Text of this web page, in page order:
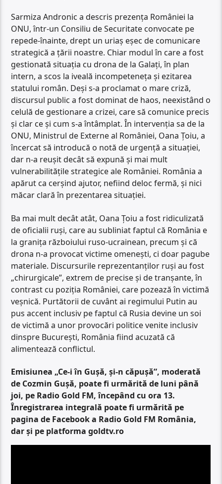
Sarmiza Andronic a descris prezența României la
ONU, într-un Consiliu de Securitate convocate pe
repede-înainte, drept un uriaș eșec de comunicare
strategică a țării noastre. Chiar modul în care a fost
gestionată situația cu drona de la Galați, în plan
intern, a scos la iveală incompeteneța și ezitarea
statului român. Deși s-a proclamat o mare criză,
discursul public a fost dominat de haos, neexistând o
celulă de gestionare a crizei, care să comunice precis
și clar ce și cum s-a întâmplat. În intervenția sa de la
ONU, Ministrul de Externe al României, Oana Țoiu, a
încercat să introducă o notă de urgență a situației,
dar n-a reușit decât să expună și mai mult
vulnerabilitățile strategice ale României. România a
apărut ca cerșind ajutor, nefiind deloc fermă, și nici
măcar clară în prezentarea situației.
Ba mai mult decât atât, Oana Țoiu a fost ridiculizată
de oficialii ruși, care au subliniat faptul că România e
la granița războiului ruso-ucrainean, precum și că
drona n-a provocat victime omenești, ci doar pagube
materiale. Discursurile reprezentanților ruși au fost
„chirurgicale”, extrem de precise și de tranșante, în
contrast cu poziția României, care pozează în victimă
veșnică. Purtătorii de cuvânt ai regimului Putin au
pus accent inclusiv pe faptul că Rusia devine un soi
de victimă a unor provocări politice venite inclusiv
dinspre București, România fiind acuzată că
alimentează conflictul.
Emisiunea „Ce-i în Gușă, și-n căpușă”, moderată
de Cozmin Gușă, poate fi urmărită de luni până
joi, pe Radio Gold FM, începând cu ora 13.
Înregistrarea integrală poate fi urmărită pe
pagina de Facebook a Radio Gold FM România,
dar și pe platforma goldtv.ro